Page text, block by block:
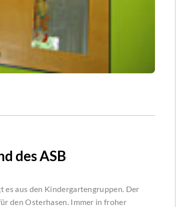
des ASB
es aus den Kindergartengruppen. Der
den Osterhasen. Immer in froher